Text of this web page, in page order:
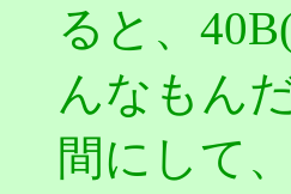
ると、
んなもん
間にして